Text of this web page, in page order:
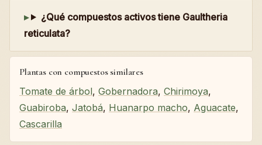
¿Qué compuestos activos tiene Gaultheria
reticulata?
Plantas con compuestos similares
Tomate de árbol, Gobernadora, Chirimoya,
Guabiroba, Jatobá, Huanarpo macho, Aguacate,
Cascarilla